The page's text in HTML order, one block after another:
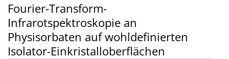
Fourier-Transform-
Infrarotspektroskopie an
Physisorbaten auf wohldefinierten
Isolator-Einkristalloberflächen